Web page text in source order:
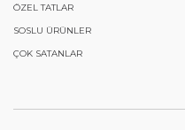
ÖZEL TATLAR
SOSLU ÜRÜNLER
ÇOK SATANLAR